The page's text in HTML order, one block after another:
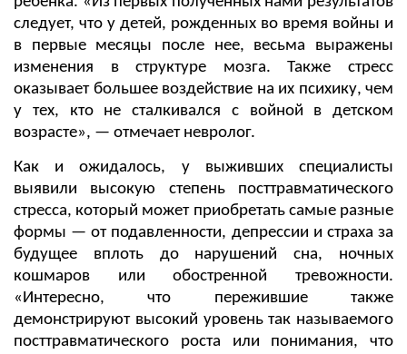
следует, что у детей, рожденных во время войны и
в первые месяцы после нее, весьма выражены
изменения в структуре мозга. Также стресс
оказывает большее воздействие на их психику, чем
у тех, кто не сталкивался с войной в детском
возрасте», — отмечает невролог.
Как и ожидалось, у выживших специалисты
выявили высокую степень посттравматического
стресса, который может приобретать самые разные
формы — от подавленности, депрессии и страха за
будущее вплоть до нарушений сна, ночных
кошмаров или обостренной тревожности.
«Интересно, что пережившие также
демонстрируют высокий уровень так называемого
посттравматического роста или понимания, что